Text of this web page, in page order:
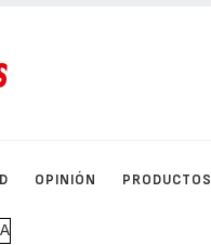
OPINIÓN PRODUCTOS